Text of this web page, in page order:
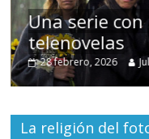
Una serie
telenovelas
28 febrero, 2026
La religión del